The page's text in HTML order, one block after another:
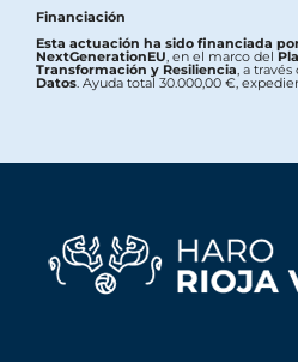
Financiación
Esta actuación ha sido financiada
NextGenerationEU, en el marco del
Transformación y Resiliencia, a través
Datos. Ayuda total 30.000,00 €,